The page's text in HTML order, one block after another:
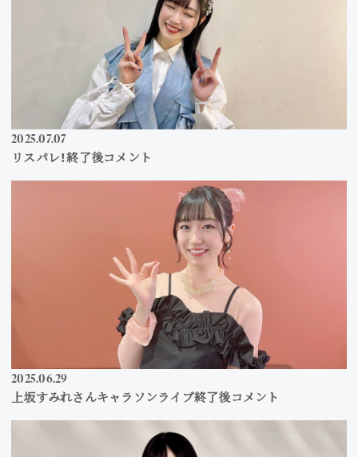
2025 07 07
リスパレ！終了後コメント
2025 06 29
上坂すみれさんキャラソンライブ終了後コメント